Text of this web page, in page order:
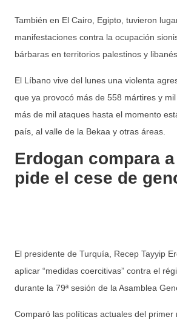
También en El Cairo, Egipto, tuvieron
manifestaciones contra la ocupación
bárbaras en territorios palestinos y
El Líbano vive del lunes una violenta
que ya provocó más de 558 mártires y
más de mil ataques hasta el momento
país, al valle de la Bekaa y otras áreas.
Erdogan compara
pide el cese de
El presidente de Turquía, Recep Tayyip
aplicar “medidas coercitivas” contra el
durante la 79ª sesión de la Asamblea
Comparó las políticas actuales del primer